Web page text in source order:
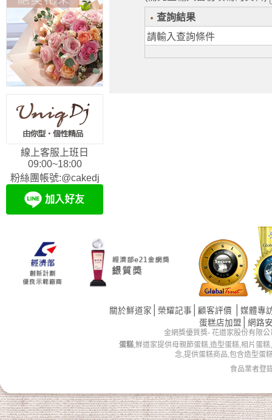
線上客服上班日
09:00~18:00
粉絲團帳號:@cakedj
查詢結果
請輸入查詢條件
關於鮮道家 榮耀記事 顧客評價
媒體專
蛋糕店加盟
網路
金網獎優質獎- 花道家股份有限
蛋糕,鮮道家提供母親節蛋糕,造型蛋糕,相片蛋
念,提供蛋糕商品,包含造型蛋
食品業者登